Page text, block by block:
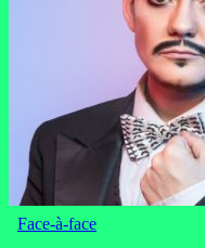
Face-à-face